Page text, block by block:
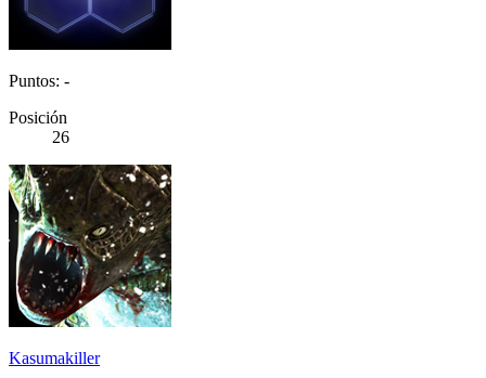
Puntos: -
Posición
26
Kasumakiller